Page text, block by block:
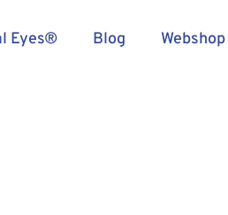
Eyes® Blog Webshop